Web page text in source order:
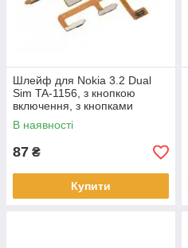
Шлейф для Nokia 3.2 Dual
Sim TA-1156, з кнопкою
включення, з кнопками
регулювання гучності
В наявності
87 ₴
Купити